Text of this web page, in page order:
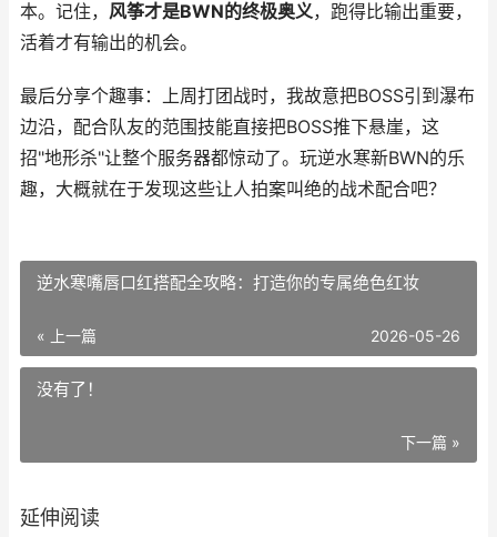
本。记住， 风筝才是BWN的终极奥义，跑得比输出重要，
活着才有输出的机会。
最后分享个趣事：上周打团战时，我故意把BOSS引到瀑布
边沿，配合队友的范围技能直接把BOSS推下悬崖，这
招"地形杀"让整个服务器都惊动了。玩逆水寒新BWN的乐
趣，大概就在于发现这些让人拍案叫绝的战术配合吧？
逆水寒嘴唇口红搭配全攻略：打造你的专属绝色红妆
« 上一篇 2026-05-26
没有了！
下一篇 »
延伸阅读